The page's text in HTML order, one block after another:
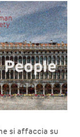
si affaccia su